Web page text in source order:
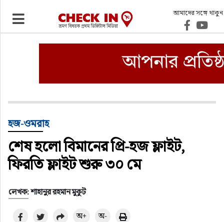
আমাদের সঙ্গে থাকুন
ভ্রমণ
ওটিএ
হোটেল-মোটেল-রিসোর্ট
বিদেশযাত্রা
প্রবাস
হজ-ওমরাহ
শেষ হলো বিমানের প্রি-হজ ফ্লাইট,
ফিরতি ফ্লাইট শুরু ৩০ মে
লেখক: শাহানুর রহমান মুকুট
অ+ অ-